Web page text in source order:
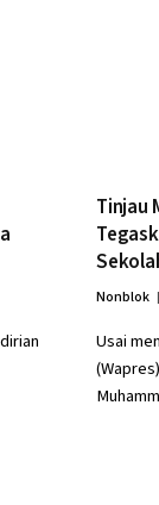
Tinjau
Nonblok
Usai